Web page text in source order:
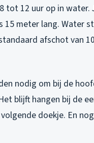
tot 12 uur op in
15 meter lang. Water
afschot van
nodig om bij de
blijft hangen bij de
doekje. En